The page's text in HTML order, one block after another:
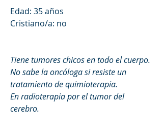
Edad: 35 años
Cristiano/a: no
Tiene tumores chicos en todo el cuerpo.
No sabe la oncóloga si resiste un
tratamiento de quimioterapia.
En radioterapia por el tumor del
cerebro.